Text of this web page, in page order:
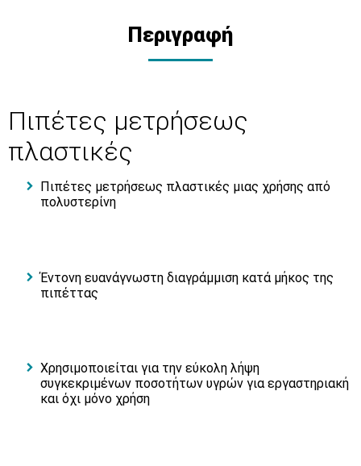
Περιγραφή
Πιπέτες μετρήσεως
πλαστικές
Πιπέτες μετρήσεως πλαστικές μιας χρήσης από
πολυστερίνη
Έντονη ευανάγνωστη διαγράμμιση κατά μήκος της
πιπέττας
Χρησιμοποιείται για την εύκολη λήψη
συγκεκριμένων ποσοτήτων υγρών για εργαστηριακή
και όχι μόνο χρήση